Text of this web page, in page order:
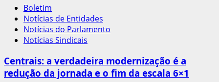
Boletim
Notícias de Entidades
Notícias do Parlamento
Notícias Sindicais
Centrais: a verdadeira modernização é a
redução da jornada e o fim da escala 6×1